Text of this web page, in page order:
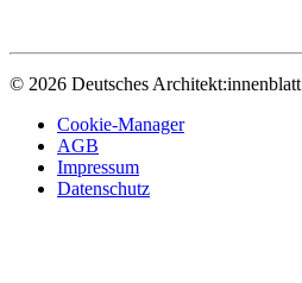
© 2026 Deutsches Architekt:innenblatt
Cookie-Manager
AGB
Impressum
Datenschutz